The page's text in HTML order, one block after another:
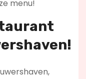
menu!